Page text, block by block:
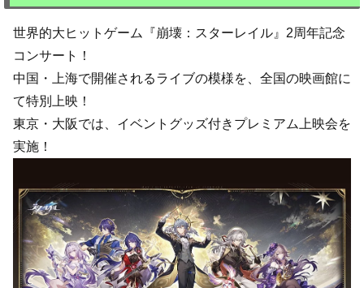
世界的大ヒットゲーム『崩壊：スターレイル』2周年記念
コンサート！
中国・上海で開催されるライブの模様を、全国の映画館に
て特別上映！
東京・大阪では、イベントグッズ付きプレミアム上映会を
実施！